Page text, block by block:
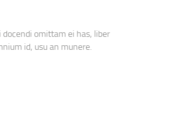
omittam ei has, liber
id, usu an munere.